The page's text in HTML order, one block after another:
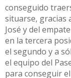
conseguido
situarse, gracias
José y del
en la tercera
el segundo y a
el equipo del
para conseguir